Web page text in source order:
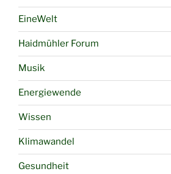
EineWelt
Haidmühler Forum
Musik
Energiewende
Wissen
Klimawandel
Gesundheit